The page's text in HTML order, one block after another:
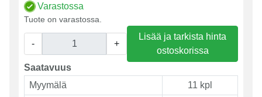
Varastossa
Tuote on varastossa.
- +
Lisää ja tarkista hinta
ostoskorissa
Saatavuus
Myymälä
11 kpl